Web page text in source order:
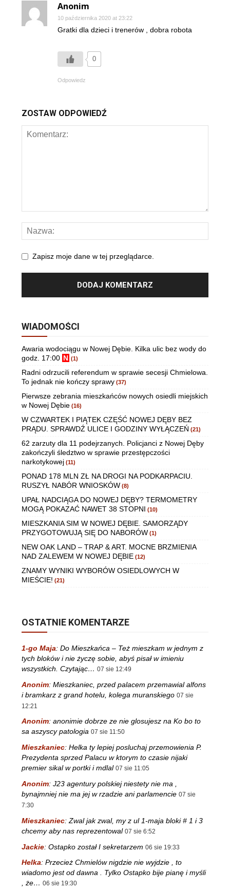
Anonim
10 października 2020 at 23:22
Gratki dla dzieci i trenerów , dobra robota
0
Odpowiedz
ZOSTAW ODPOWIEDŹ
Zapisz moje dane w tej przeglądarce.
WIADOMOŚCI
Awaria wodociągu w Nowej Dębie. Kilka ulic bez wody do
godz. 17:00 N (1)
Radni odrzucili referendum w sprawie secesji Chmielowa.
To jednak nie kończy sprawy (37)
Pierwsze zebrania mieszkańców nowych osiedli miejskich
w Nowej Dębie (16)
W CZWARTEK I PIĄTEK CZĘŚĆ NOWEJ DĘBY BEZ
PRĄDU. SPRAWDŹ ULICE I GODZINY WYŁĄCZEŃ (21)
62 zarzuty dla 11 podejrzanych. Policjanci z Nowej Dęby
zakończyli śledztwo w sprawie przestępczości
narkotykowej (11)
PONAD 178 MLN ZŁ NA DROGI NA PODKARPACIU.
RUSZYŁ NABÓR WNIOSKÓW (8)
UPAŁ NADCIĄGA DO NOWEJ DĘBY? TERMOMETRY
MOGĄ POKAZAĆ NAWET 38 STOPNI (10)
MIESZKANIA SIM W NOWEJ DĘBIE. SAMORZĄDY
PRZYGOTOWUJĄ SIĘ DO NABORÓW (1)
NEW OAK LAND – TRAP & ART. MOCNE BRZMIENIA
NAD ZALEWEM W NOWEJ DĘBIE (12)
ZNAMY WYNIKI WYBORÓW OSIEDLOWYCH W
MIEŚCIE! (21)
OSTATNIE KOMENTARZE
1-go Maja: Do Mieszkańca – Też mieszkam w jednym z
tych bloków i nie życzę sobie, abyś pisał w imieniu
wszystkich. Czytając… 07 sie 12:49
Anonim: Mieszkaniec, przed palacem przemawial alfons
i bramkarz z grand hotelu, kolega muranskiego 07 sie
12:21
Anonim: anonimie dobrze ze nie glosujesz na Ko bo to
sa aszyscy patologia 07 sie 11:50
Mieszkaniec: Helka ty lepiej posluchaj przemowienia P.
Prezydenta sprzed Palacu w ktorym to czasie nijaki
premier sikal w portki i mdlal 07 sie 11:05
Anonim: J23 agentury polskiej niestety nie ma ,
bynajmniej nie ma jej w rzadzie ani parlamencie 07 sie
7:30
Mieszkaniec: Zwal jak zwal, my z ul 1-maja bloki # 1 i 3
chcemy aby nas reprezentowal 07 sie 6:52
Jackie: Ostapko został I sekretarzem 06 sie 19:33
Helka: Przecież Chmielów nigdzie nie wyjdzie , to
wiadomo jest od dawna . Tylko Ostapko bije pianę i myśli
, że… 06 sie 19:30